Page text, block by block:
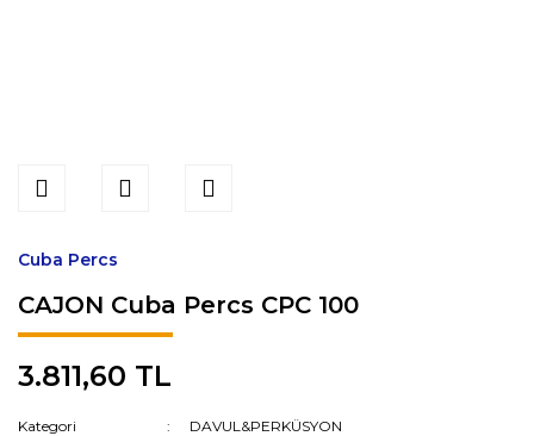
Cuba Percs
CAJON Cuba Percs CPC 100
3.811,60 TL
Kategori
DAVUL&PERKÜSYON